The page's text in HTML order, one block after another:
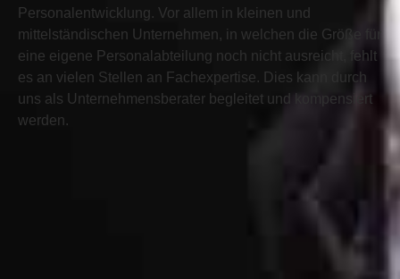
Personalentwicklung. Vor allem in kleinen und
mittelständischen Unternehmen, in welchen die Größe für
eine eigene Personalabteilung noch nicht ausreicht, fehlt
es an vielen Stellen an Fachexpertise. Dies kann durch
uns als Unternehmensberater begleitet und kompensiert
werden.